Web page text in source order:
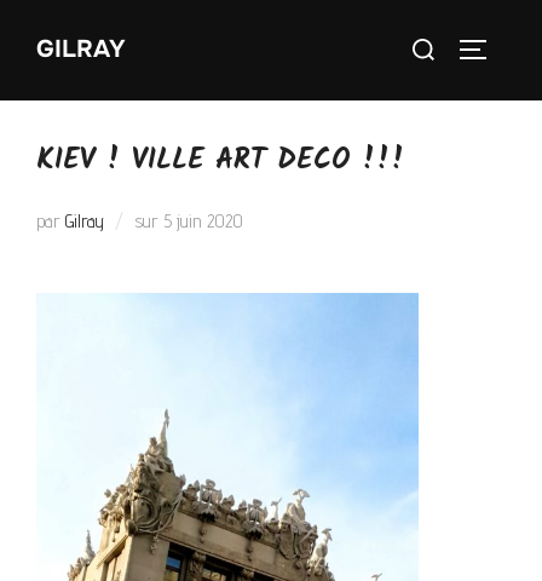
GILRAY
KIEV ! VILLE ART DECO !!!
par Gilray sur 5 juin 2020